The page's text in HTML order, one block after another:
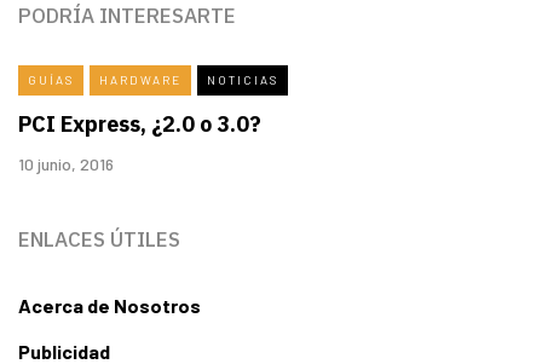
PODRÍA INTERESARTE
GUÍAS HARDWARE NOTICIAS
PCI Express, ¿2.0 o 3.0?
10 junio, 2016
ENLACES ÚTILES
Acerca de Nosotros
Publicidad